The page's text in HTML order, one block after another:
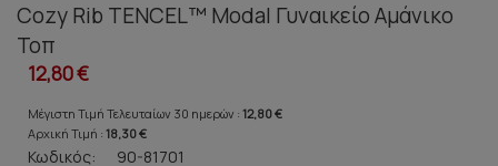
Cozy Rib TENCEL™ Modal Γυναικείο Αμάνικο
Τοπ
12,80 €
Μέγιστη Τιμή Τελευταίων 30 ημερών : 12,80 €
Αρχική Τιμή : 18,30 €
Κωδικός:
90-81701